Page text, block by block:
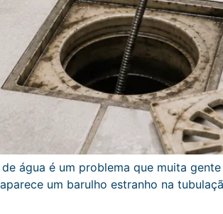
água é um problema que muita
um barulho estranho na